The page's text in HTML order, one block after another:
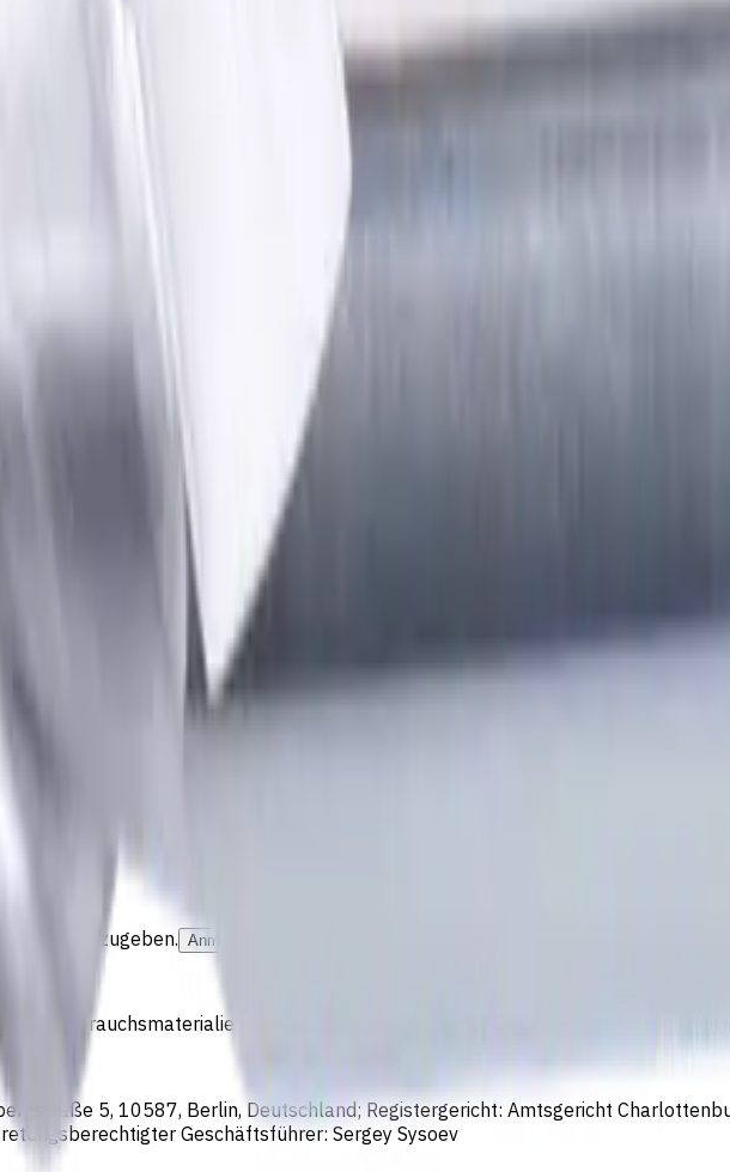
2 Schneiden, Flach,
abzugeben. Anmelden
Verbrauchsmaterialien und Kühlschmierstoffen für CNC-
5, 10587, Berlin, Deutschland; Registergericht: Amtsgericht
Geschäftsführer: Sergey Sysoev